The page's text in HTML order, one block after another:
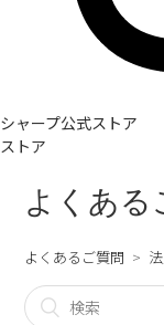
シャープ公式ストア
ストア
よくある
よくあるご質問